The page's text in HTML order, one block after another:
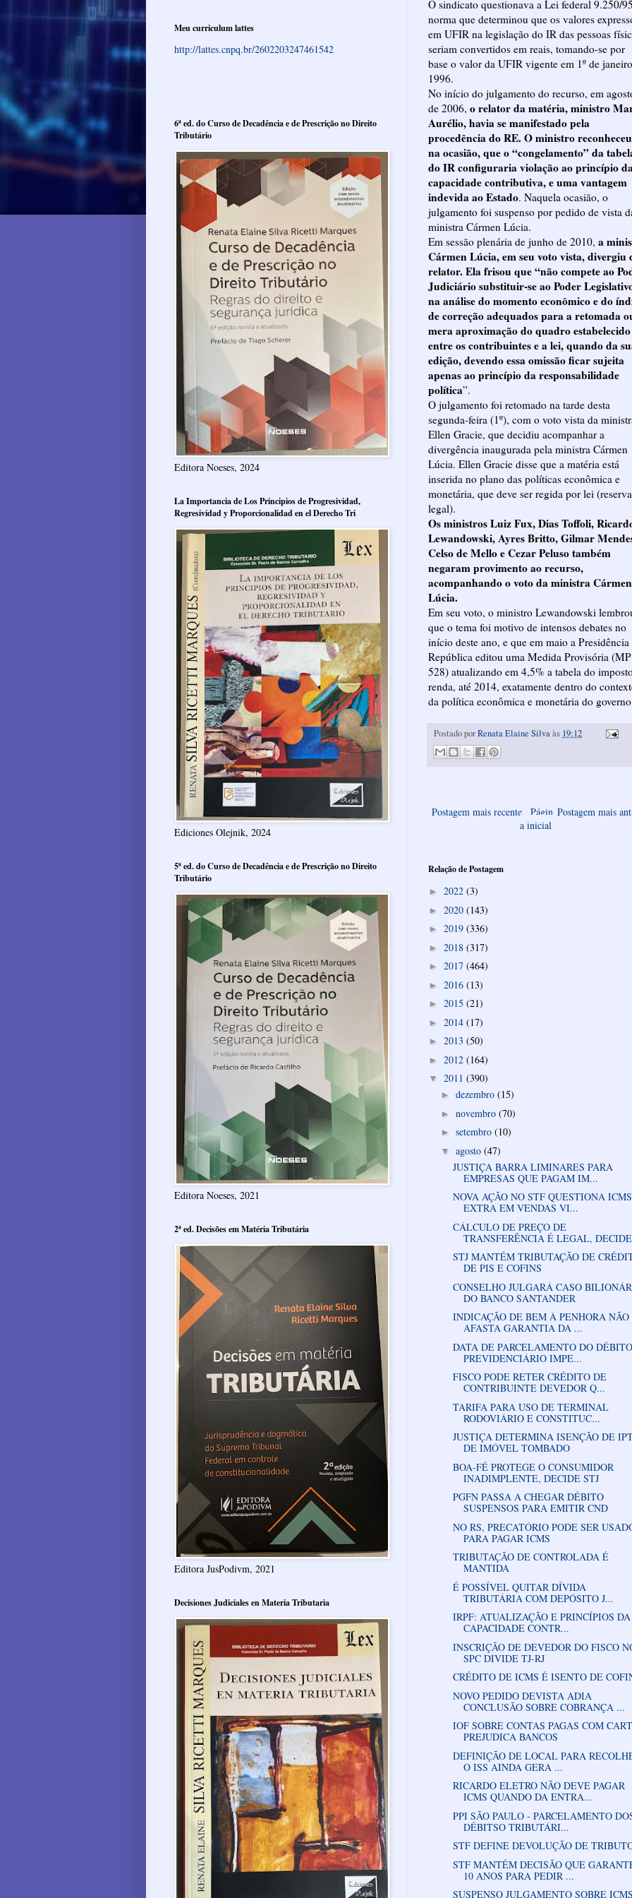
O sindicato questionava a Lei federal 9.250/
norma que determinou que os valores
em UFIR na legislação do IR das pessoas
seriam convertidos em reais, tomando-se por
base o valor da UFIR vigente em 1º de
1996.
No início do julgamento do recurso, em
de 2006, o relator da matéria, ministro
Aurélio, havia se manifestado pela
procedência do RE. O ministro
na ocasião, que o “congelamento” da
do IR configuraria violação ao princípio
capacidade contributiva, e uma vantagem
indevida ao Estado. Naquela ocasião, o
julgamento foi suspenso por pedido de vista
ministra Cármen Lúcia.
Em sessão plenária de junho de 2010, a
Cármen Lúcia, em seu voto vista, divergiu
relator. Ela frisou que “não compete ao
Judiciário substituir-se ao Poder
na análise do momento econômico e do
de correção adequados para a retomada
mera aproximação do quadro estabelecido
entre os contribuintes e a lei, quando da
edição, devendo essa omissão ficar sujeita
apenas ao princípio da responsabilidade
política”.
O julgamento foi retomado na tarde desta
segunda-feira (1º), com o voto vista da
Ellen Gracie, que decidiu acompanhar a
divergência inaugurada pela ministra Cármen
Lúcia. Ellen Gracie disse que a matéria está
inserida no plano das políticas econômica e
monetária, que deve ser regida por lei (reserva
legal).
Os ministros Luiz Fux, Dias Toffoli,
Lewandowski, Ayres Britto, Gilmar
Celso de Mello e Cezar Peluso também
negaram provimento ao recurso,
acompanhando o voto da ministra Cármen
Lúcia.
Em seu voto, o ministro Lewandowski
que o tema foi motivo de intensos debates no
início deste ano, e que em maio a Presidência
República editou uma Medida Provisória (MP
528) atualizando em 4,5% a tabela do
renda, até 2014, exatamente dentro do
da política econômica e monetária do
Postado porRenata Elaine Silvaàs 19:12
Postagem mais recente Postagem mais
Págin
a inicial
Relação de Postagem
► 2022 (3)
► 2020 (143)
► 2019 (336)
► 2018 (317)
► 2017 (464)
► 2016 (13)
► 2015 (21)
► 2014 (17)
► 2013 (50)
► 2012 (164)
▼ 2011 (390)
► dezembro (15)
► novembro (70)
► setembro (10)
▼ agosto (47)
JUSTIÇA BARRA LIMINARES PARA
EMPRESAS QUE PAGAM IM...
NOVA AÇÃO NO STF QUESTIONA ICMS
EXTRA EM VENDAS VI...
CÁLCULO DE PREÇO DE
TRANSFERÊNCIA É LEGAL,
STJ MANTÉM TRIBUTAÇÃO DE
DE PIS E COFINS
CONSELHO JULGARÁ CASO
DO BANCO SANTANDER
INDICAÇÃO DE BEM À PENHORA NÃO
AFASTA GARANTIA DA ...
DATA DE PARCELAMENTO DO DÉBITO
PREVIDENCIÁRIO IMPE...
FISCO PODE RETER CRÉDITO DE
CONTRIBUINTE DEVEDOR Q...
TARIFA PARA USO DE TERMINAL
RODOVIÁRIO E CONSTITUC...
JUSTIÇA DETERMINA ISENÇÃO DE
DE IMÓVEL TOMBADO
BOA-FÉ PROTEGE O CONSUMIDOR
INADIMPLENTE, DECIDE STJ
PGFN PASSA A CHEGAR DÉBITO
SUSPENSOS PARA EMITIR CND
NO RS, PRECATÓRIO PODE SER
PARA PAGAR ICMS
TRIBUTAÇÃO DE CONTROLADA É
MANTIDA
É POSSÍVEL QUITAR DÍVIDA
TRIBUTÁRIA COM DEPÓSITO J...
IRPF: ATUALIZAÇÃO E PRINCÍPIOS DA
CAPACIDADE CONTR...
INSCRIÇÃO DE DEVEDOR DO FISCO
SPC DIVIDE TJ-RJ
CRÉDITO DE ICMS É ISENTO DE
NOVO PEDIDO DEVISTA ADIA
CONCLUSÃO SOBRE COBRANÇA ...
IOF SOBRE CONTAS PAGAS COM
PREJUDICA BANCOS
DEFINIÇÃO DE LOCAL PARA
O ISS AINDA GERA ...
RICARDO ELETRO NÃO DEVE PAGAR
ICMS QUANDO DA ENTRA...
PPI SÃO PAULO - PARCELAMENTO
DÉBITSO TRIBUTÁRI...
STF DEFINE DEVOLUÇÃO DE
STF MANTÉM DECISÃO QUE
10 ANOS PARA PEDIR ...
SUSPENSO JULGAMENTO SOBRE ICMS
Meu curriculum lattes
http://lattes.cnpq.br/2602203247461542
6ª ed. do Curso de Decadência e de Prescrição no Direito
Tributário
Editora Noeses, 2024
La Importancia de Los Principios de Progresividad,
Regresividad y Proporcionalidad en el Derecho Tri
Ediciones Olejnik, 2024
5ª ed. do Curso de Decadência e de Prescrição no Direito
Tributário
Editora Noeses, 2021
2ª ed. Decisões em Matéria Tributária
Editora JusPodivm, 2021
Decisiones Judiciales en Materia Tributaria